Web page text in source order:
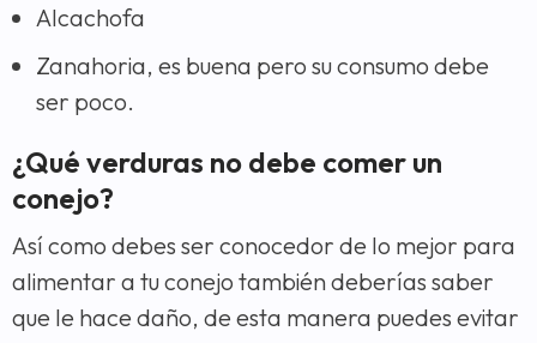
Alcachofa
Zanahoria, es buena pero su consumo debe
ser poco.
¿Qué verduras no debe comer un
conejo?
Así como debes ser conocedor de lo mejor para
alimentar a tu conejo también deberías saber
que le hace daño, de esta manera puedes evitar